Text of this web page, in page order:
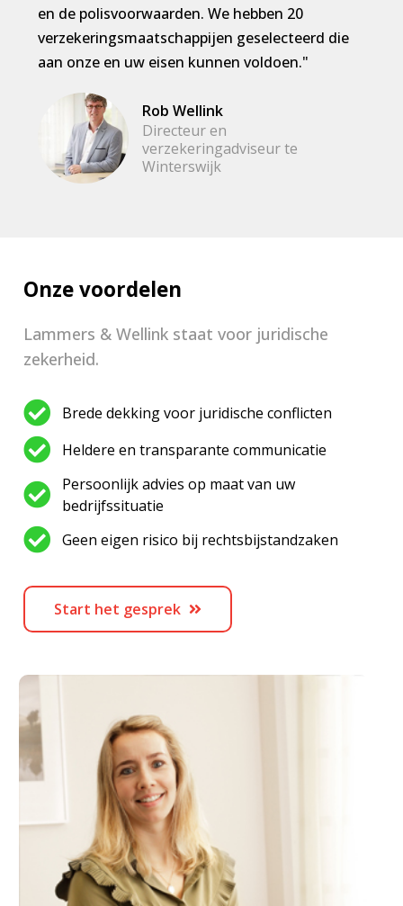
en de polisvoorwaarden. We hebben 20
verzekeringsmaatschappijen geselecteerd die
aan onze en uw eisen kunnen voldoen."
Rob Wellink
Directeur en
verzekeringadviseur te
Winterswijk
Onze voordelen
Lammers & Wellink staat voor juridische
zekerheid.
Brede dekking voor juridische conflicten
Heldere en transparante communicatie
Persoonlijk advies op maat van uw
bedrijfssituatie
Geen eigen risico bij rechtsbijstandzaken
Start het gesprek